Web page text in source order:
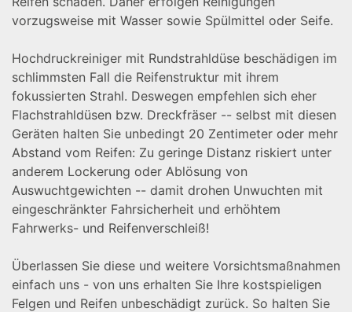
vorzugsweise mit Wasser sowie Spülmittel oder Seife.
Hochdruckreiniger mit Rundstrahldüse beschädigen im
schlimmsten Fall die Reifenstruktur mit ihrem
fokussierten Strahl. Deswegen empfehlen sich eher
Flachstrahldüsen bzw. Dreckfräser -- selbst mit diesen
Geräten halten Sie unbedingt 20 Zentimeter oder mehr
Abstand vom Reifen: Zu geringe Distanz riskiert unter
anderem Lockerung oder Ablösung von
Auswuchtgewichten -- damit drohen Unwuchten mit
eingeschränkter Fahrsicherheit und erhöhtem
Fahrwerks- und Reifenverschleiß!
Überlassen Sie diese und weitere Vorsichtsmaßnahmen
einfach uns - von uns erhalten Sie Ihre kostspieligen
Felgen und Reifen unbeschädigt zurück. So halten Sie